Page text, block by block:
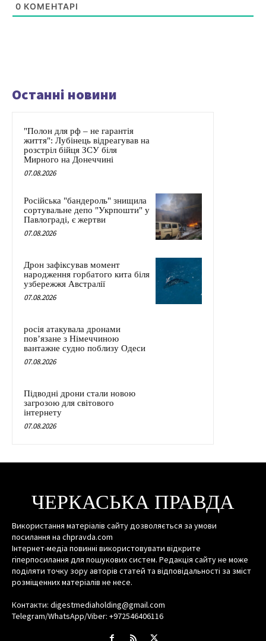
0 КОМЕНТАРІ
Останні новини
"Полон для рф – не гарантія
життя": Лубінець відреагував на
розстріл бійця ЗСУ біля
Мирного на Донеччині
07.08.2026
Російська "бандероль" знищила
сортувальне депо "Укрпошти" у
Павлограді, є жертви
07.08.2026
Дрон зафіксував момент
народження горбатого кита біля
узбережжя Австралії
07.08.2026
росія атакувала дронами
пов’язане з Німеччиною
вантажне судно поблизу Одеси
07.08.2026
Підводні дрони стали новою
загрозою для світового
інтернету
07.08.2026
ЧЕРКАСЬКА ПРАВДА
Використання матеріалів сайту дозволяється за умови
посилання на chpravda.com
Інтернет-медіа повинні використовувати відкрите
гіперпосилання для пошукових систем. Редакція сайту не може
поділяти точку зору авторів статей та відповідальності за зміст
розміщенних матеріалів не несе.
Контакти: digestmediaholding@gmail.com
Telegram/WhatsApp/Viber: +972546406116